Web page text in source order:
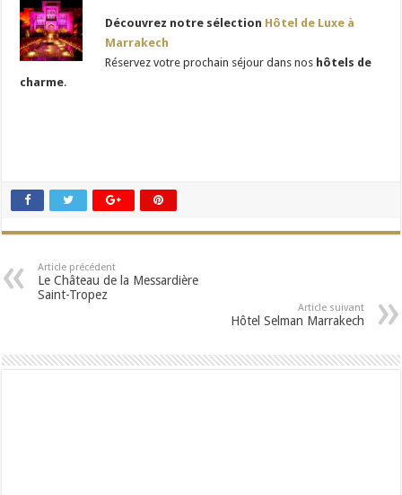
Découvrez notre sélection Hôtel de Luxe à
Marrakech
Réservez votre prochain séjour dans nos hôtels de
charme.
Article précédent
Le Château de la Messardière
Saint-Tropez
Article suivant
Hôtel Selman Marrakech